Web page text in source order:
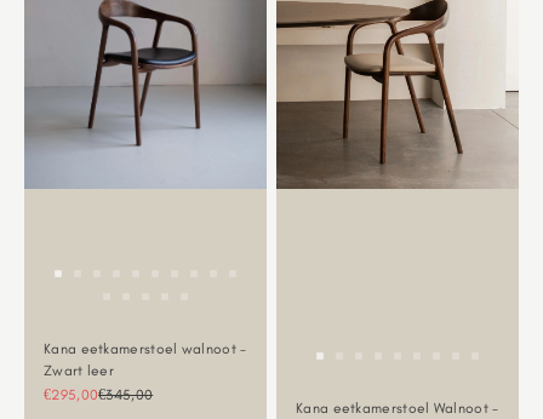
Kana eetkamerstoel walnoot -
Zwart leer
Aanbiedingsprijs
€295,00Normale prijs
€345,00
Kana eetkamerstoel Walnoot -